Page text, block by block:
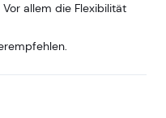
allem die Flexibilität